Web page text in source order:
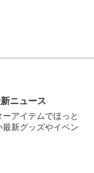
ニュース
アイテムでほっと
新グッズやイベン